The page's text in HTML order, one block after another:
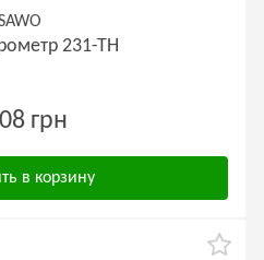
231-ТН
грн
в корзину